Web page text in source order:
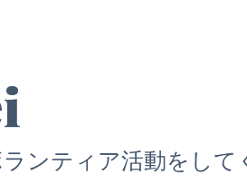
ンティア活動をして